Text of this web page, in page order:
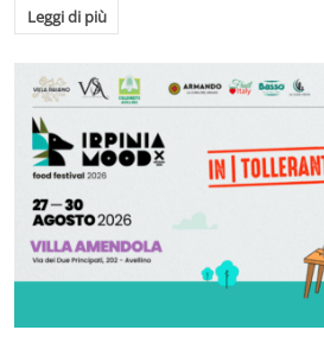
Leggi di più